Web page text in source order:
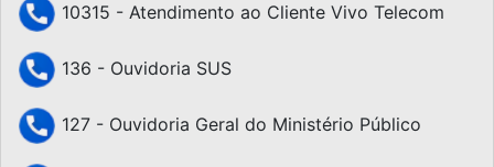
10315 - Atendimento ao Cliente Vivo Telecom
136 - Ouvidoria SUS
127 - Ouvidoria Geral do Ministério Público